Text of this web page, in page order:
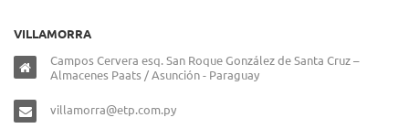
VILLAMORRA
Campos Cervera esq. San Roque González de Santa Cruz –
Almacenes Paats / Asunción - Paraguay
villamorra@etp.com.py